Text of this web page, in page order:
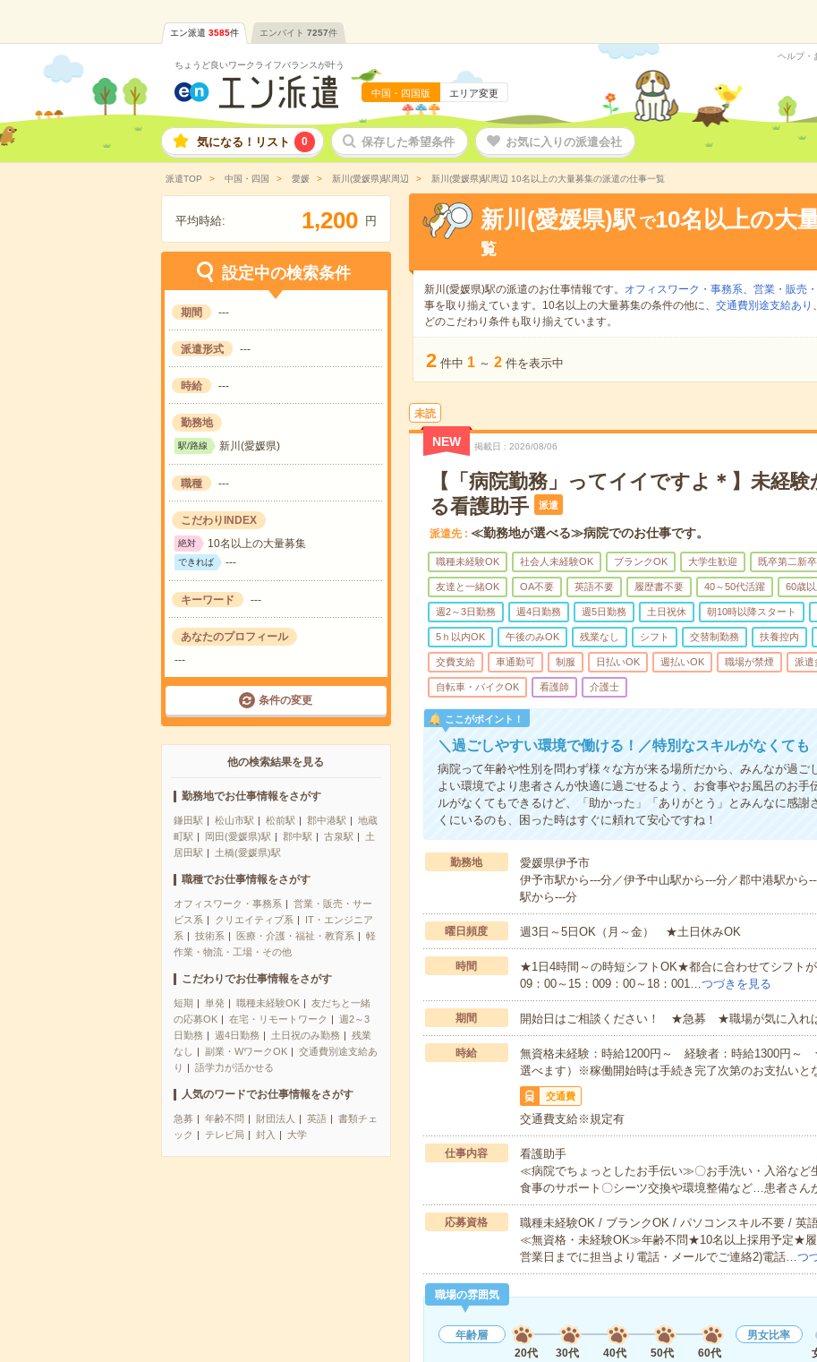
エン派遣 3585件 エンバイト 7257件
ちょうど良いワークライフバランスが叶う
中国・四国版 エリア変更
ヘルプ・
気になる！リスト 0 保存した希望条件 お気に入りの派遣会社
派遣TOP 中国・四国 愛媛 新川(愛媛県)駅周辺 新川(愛媛県)駅周辺 10名以上の大量募集の派遣の仕事一覧
平均時給: 1,200 円
設定中の検索条件
期間 ---
派遣形式 ---
時給 ---
勤務地
駅/路線 新川(愛媛県)
職種 ---
こだわりINDEX
絶対 10名以上の大量募集
できれば ---
キーワード ---
あなたのプロフィール
---
条件の変更
他の検索結果を見る
勤務地でお仕事情報をさがす
鎌田駅 松山市駅 松前駅 郡中港駅
地蔵
町駅
岡田(愛媛県)駅 郡中駅 古泉駅
土
居田駅
土橋(愛媛県)駅
職種でお仕事情報をさがす
オフィスワーク・事務系
営業・販売・サー
ビス系
クリエイティブ系
IT・エンジニア
系
技術系 医療・介護・福祉・教育系
軽
作業・物流・工場・その他
こだわりでお仕事情報をさがす
短期 単発 職種未経験OK
友だちと一緒
の応募OK
在宅・リモートワーク
週2～3
日勤務
週4日勤務 土日祝のみ勤務
残業
なし
副業・WワークOK
交通費別途支給あ
り
語学力が活かせる
人気のワードでお仕事情報をさがす
急募 年齢不問 財団法人 英語
書類チェ
ック
テレビ局 封入 大学
新川(愛媛県)駅 で10名以上の大
覧
新川(愛媛県)駅の派遣のお仕事情報です。 オフィスワーク・事務系、 営業・販売
事を取り揃えています。10名以上の大量募集の条件の他に、 交通費別途支給あり 、
どのこだわり条件も取り揃えています。
2 件中 1 ～ 2 件を表示中
未読
NEW 掲載日 2026/08/06
【「病院勤務」ってイイですよ＊】未経
る看護助手
派遣
派遣先 ≪勤務地が選べる≫病院でのお仕事です。
職種未経験OK 社会人未経験OK ブランクOK 大学生歓迎 既卒第二新
友達と一緒OK OA不要 英語不要 履歴書不要 40～50代活躍 60歳
週2～3日勤務 週4日勤務 週5日勤務 土日祝休 朝10時以降スタート
5ｈ以内OK 午後のみOK 残業なし シフト 交替制勤務 扶養控内
交費支給 車通勤可 制服 日払いOK 週払いOK 職場が禁煙 派遣
自転車・バイクOK 看護師 介護士
ここがポイント！
＼過ごしやすい環境で働ける！／特別なスキルがなくても
病院って年齢や性別を問わず様々な方が来る場所だから、みんなが過ご
よい環境でより患者さんが快適に過ごせるよう、お食事やお風呂のお手
ルがなくてもできるけど、「助かった」「ありがとう」とみんなに感謝
くにいるのも、困った時はすぐに頼れて安心ですね！
勤務地
愛媛県伊予市
伊予市駅から---分／伊予中山駅から---分／郡中港駅から
駅から---分
曜日頻度 週3日～5日OK（月～金） ★土日休みOK
時間
★1日4時間～の時短シフトOK★都合に合わせてシフト
09：00～15：009：00～18：001…つづきを見る
期間 開始日はご相談ください！ ★急募 ★職場が気に入れば
時給
無資格未経験：時給1200円～ 経験者：時給1300円～
選べます）※稼働開始時は手続き完了次第のお支払いと
交通費
交通費支給※規定有
仕事内容
看護助手
≪病院でちょっとしたお手伝い≫〇お手洗い・入浴など
食事のサポート〇シーツ交換や環境整備など…患者さん
応募資格
職種未経験OK / ブランクOK / パソコンスキル不要 / 英
≪無資格・未経験OK≫年齢不問★10名以上採用予定★
営業日までに担当より電話・メールでご連絡2)電話…つ
職場の雰囲気
年齢層
20代
30代 40代 50代 60代
男女比率